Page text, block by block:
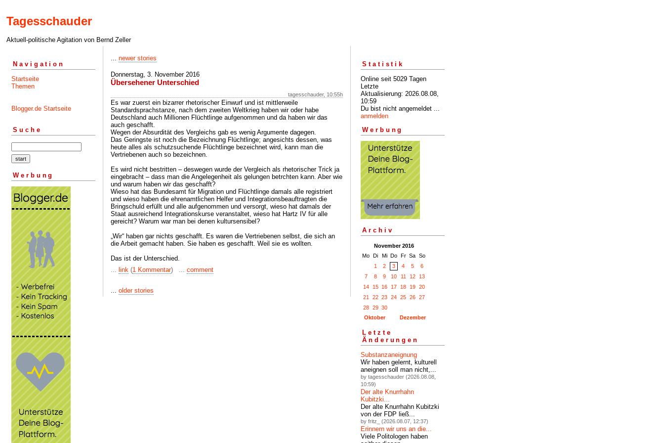
Tagesschauder
Aktuell-politische Agitation von Bernd Zeller
Navigation
Startseite
Themen
Blogger.de Startseite
Suche
Werbung
... newer stories
Donnerstag, 3. November 2016
Übersehener Unterschied
tagesschauder, 10:55h
Es war zuerst ein bizarrer rhetorischer Einwurf und ist mittlerweile
Standardsprachstanze, nach dem zweiten Weltkrieg haben wir oder habe
Deutschland auch Millionen Flüchtlinge aufgenommen und da haben wir das
auch geschafft.
Wegen der Absurdität des Vergleichs gab es wenig Argumente dagegen.
Das Geringste ist noch die Bezeichnung Flüchtlinge; angesichts dessen, was
heute alles als schutzsuchende Flüchtlinge bezeichnet wird, kann man die
Vertriebenen auch so bezeichnen.
Es wird nicht bestritten – deswegen wurde der Vergleich als rhetorischer Trick ja
eingebracht – dass man die Angelegenheit als gelungen betrchten kann. Aber wie
und warum haben wir das geschafft?
Wieso hat das Bundesamt für Migration und Flüchtlinge damals alle registriert
und wieso haben die ehrenamtlichen Helfer und Integrationsbeauftragten die
Bringschuld erfüllt und alle aufgenommen und versorgt, wieso hat damals der
Staat ausreichend Integrationskurse veranstaltet, wieso hat Hartz IV für alle
gereicht? Warum war man bei denen kultursensibel?
„Wir“ haben gar nichts geschafft. Es waren die Vertriebenen selbst, die sich an
die Arbeit gemacht haben. Sie haben es geschafft. Weil sie es wollten.
Das ist der Unterschied.
... link (1 Kommentar) ... comment
... older stories
Statistik
Online seit 5029 Tagen
Letzte
Aktualisierung: 2026.08.08,
10:59
Du bist nicht angemeldet ...
anmelden
Werbung
Archiv
November 2016
Mo Di Mi Do Fr Sa So
1
2 3 4 5
6
7
8 9 10 11 12
13
14
15 16 17 18 19
20
21
22 23 24 25 26
27
28
29 30
Oktober
Dezember
Letzte
Änderungen
Substanzaneignung
Wir haben gelernt, kulturell
aneignen soll man nicht,...
by tagesschauder (2026.08.08,
10:59)
Der alte Knurrhahn
Kubitzki...
Der alte Knurrhahn Kubitzki
von der FDP ließ...
by fritz_ (2026.08.07, 12:37)
Erinnern wir uns an die...
Viele Politologen haben